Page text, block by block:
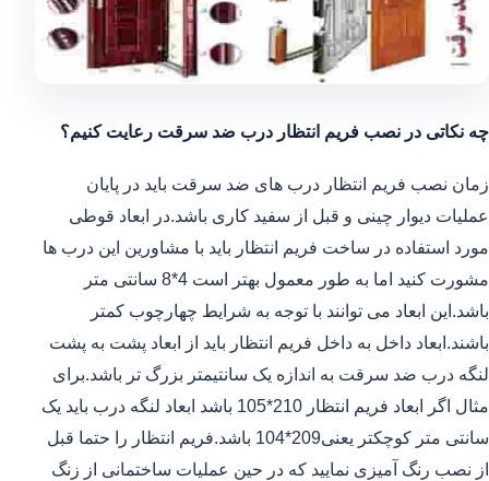
چه نکاتی در نصب فریم انتظار درب ضد سرقت رعایت کنیم؟
زمان نصب فریم انتظار درب های ضد سرقت باید در پایان
عملیات دیوار چینی و قبل از سفید کاری باشد.در ابعاد قوطی
مورد استفاده در ساخت فریم انتظار باید با مشاورین این درب ها
مشورت کنید اما به طور معمول بهتر است 4*8 سانتی متر
باشد.این ابعاد می توانند با توجه به شرایط چهارچوب کمتر
باشند.ابعاد داخل به داخل فریم انتظار باید از ابعاد پشت به پشت
لنگه درب ضد سرقت به اندازه یک سانتیمتر بزرگ تر باشد.برای
مثال اگر ابعاد فریم انتظار 210*105 باشد ابعاد لنگه درب باید یک
سانتی متر کوچکتر یعنی209*104 باشد.فریم انتظار را حتما قبل
از نصب رنگ آمیزی نمایید که در حین عملیات ساختمانی از زنگ